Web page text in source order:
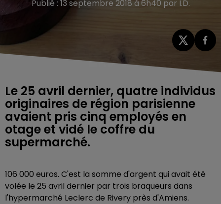
Publié : 13 septembre 2018 à 6h40 par I.D.
Le 25 avril dernier, quatre individus
originaires de région parisienne
avaient pris cinq employés en
otage et vidé le coffre du
supermarché.
106 000 euros. C'est la somme d'argent qui avait été
volée le 25 avril dernier par trois braqueurs dans
l'hypermarché Leclerc de Rivery près d'Amiens.